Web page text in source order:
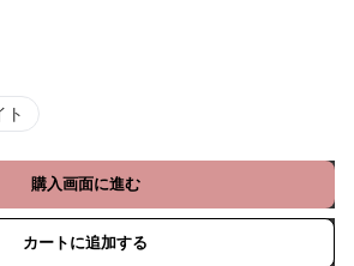
ト
購入画面に進む
カートに追加する